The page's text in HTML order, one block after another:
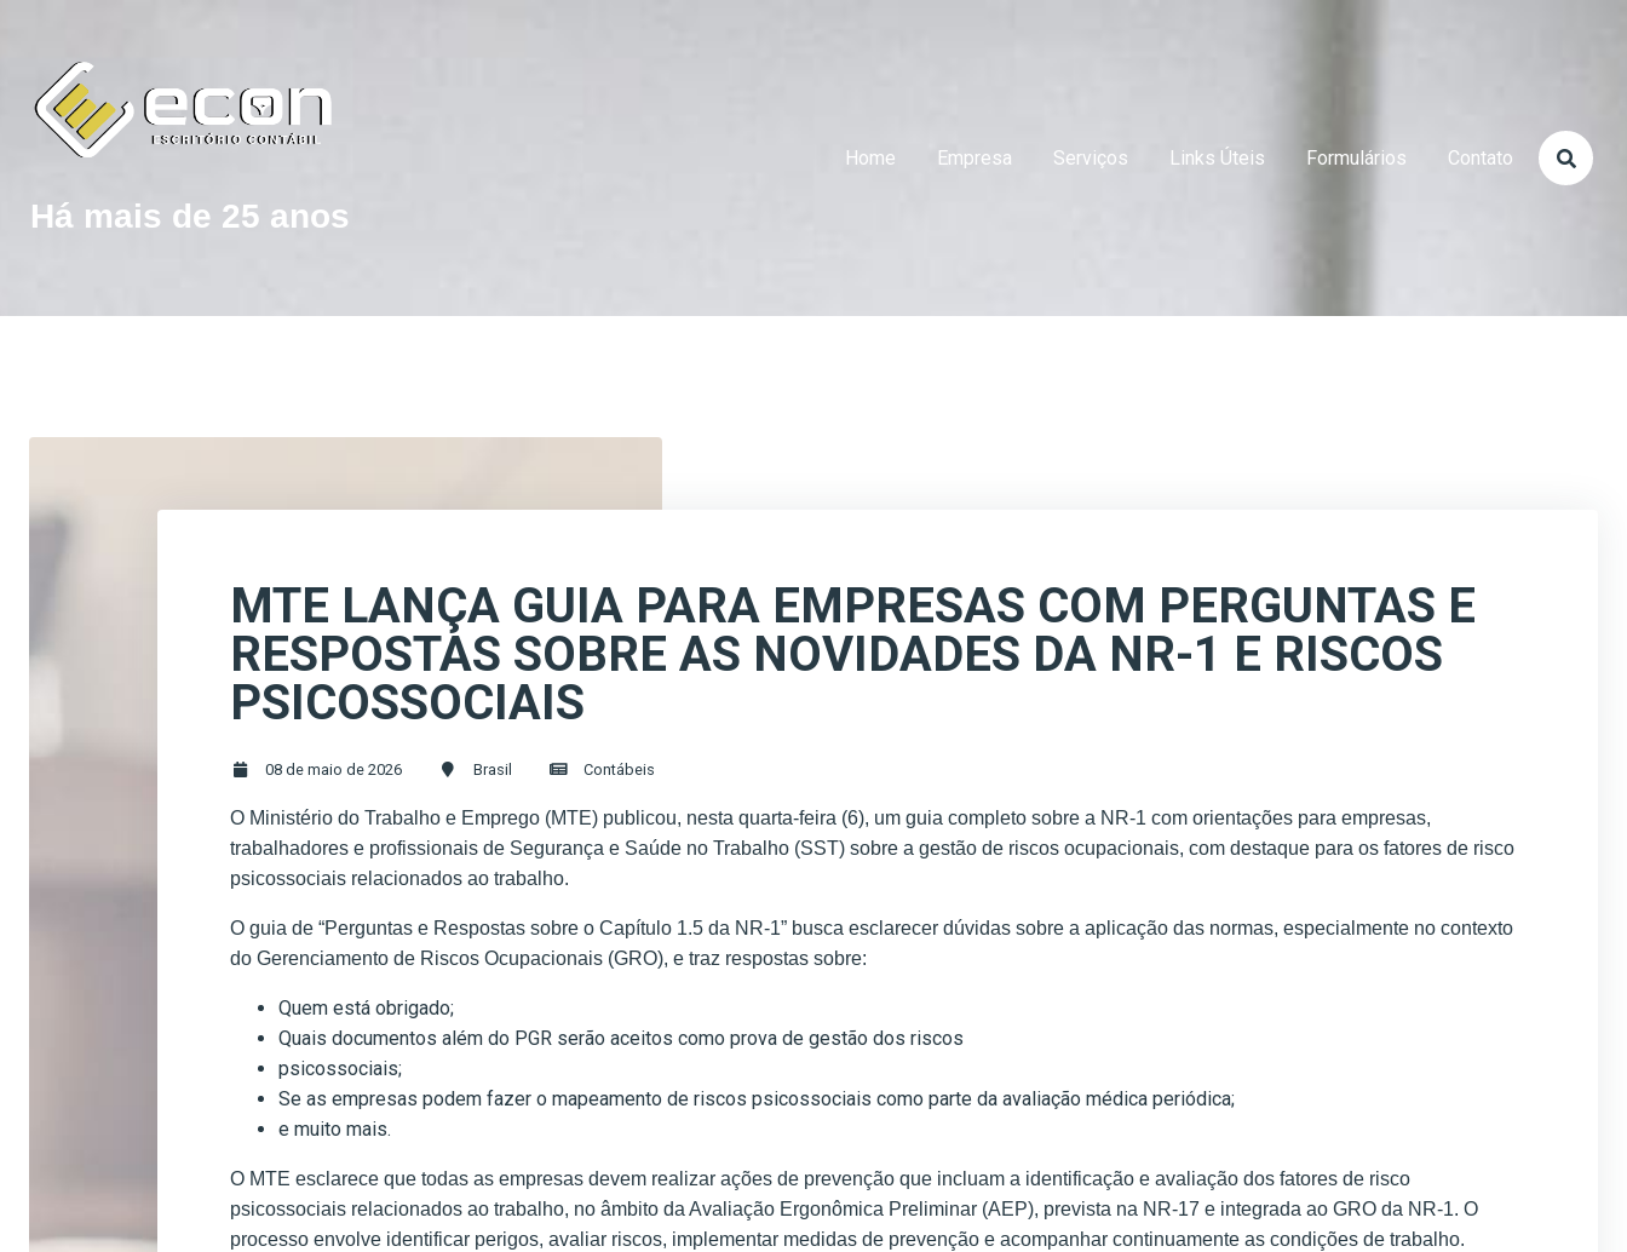
Há mais de 25 anos
Home Empresa Serviços Links Úteis Formulários Contato
MTE LANÇA GUIA PARA EMPRESAS COM PERGUNTAS E
RESPOSTAS SOBRE AS NOVIDADES DA NR-1 E RISCOS
PSICOSSOCIAIS
08 de maio de 2026 Brasil Contábeis
O Ministério do Trabalho e Emprego (MTE) publicou, nesta quarta-feira (6), um guia completo sobre a NR-1 com orientações para empresas,
trabalhadores e profissionais de Segurança e Saúde no Trabalho (SST) sobre a gestão de riscos ocupacionais, com destaque para os fatores de risco
psicossociais relacionados ao trabalho.
O guia de “Perguntas e Respostas sobre o Capítulo 1.5 da NR-1” busca esclarecer dúvidas sobre a aplicação das normas, especialmente no contexto
do Gerenciamento de Riscos Ocupacionais (GRO), e traz respostas sobre:
Quem está obrigado;
Quais documentos além do PGR serão aceitos como prova de gestão dos riscos
psicossociais;
Se as empresas podem fazer o mapeamento de riscos psicossociais como parte da avaliação médica periódica;
e muito mais.
O MTE esclarece que todas as empresas devem realizar ações de prevenção que incluam a identificação e avaliação dos fatores de risco
psicossociais relacionados ao trabalho, no âmbito da Avaliação Ergonômica Preliminar (AEP), prevista na NR-17 e integrada ao GRO da NR-1. O
processo envolve identificar perigos, avaliar riscos, implementar medidas de prevenção e acompanhar continuamente as condições de trabalho.